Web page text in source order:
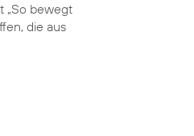
„So bewegt
die aus